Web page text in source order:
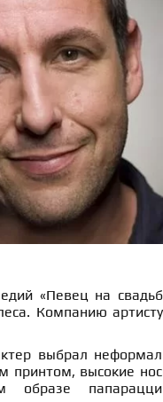
«Певец на
Компанию
выбрал
принтом, высокие
образе